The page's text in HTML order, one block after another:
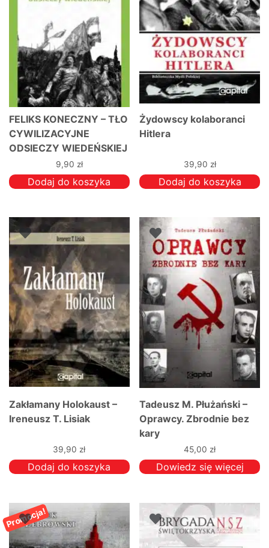
FELIKS KONECZNY – TŁO
CYWILIZACYJNE
ODSIECZY WIEDEŃSKIEJ
9,90 zł
Dodaj do koszyka
Żydowscy kolaboranci
Hitlera
39,90 zł
Dodaj do koszyka
Zakłamany Holokaust –
Ireneusz T. Lisiak
39,90zł
Dodaj do koszyka
Tadeusz M. Płużański –
Oprawcy. Zbrodnie bez
kary
45,00zł
Dowiedz się więcej
Promocja!